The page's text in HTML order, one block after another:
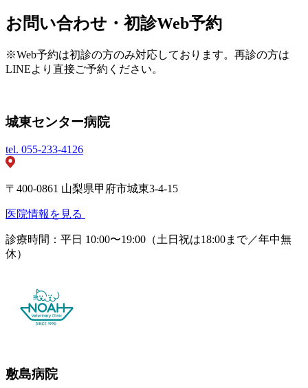
お問い合わせ・初診Web予約
※Web予約は初診の方のみ対応しております。再診の方は
LINEより直接ご予約ください。
城東センター病院
tel. 055-233-4126
〒400-0861 山梨県甲府市城東3-4-15
医院情報を見る
診療時間：平日 10:00〜19:00（土日祝は18:00まで／年中無
休）
敷島病院